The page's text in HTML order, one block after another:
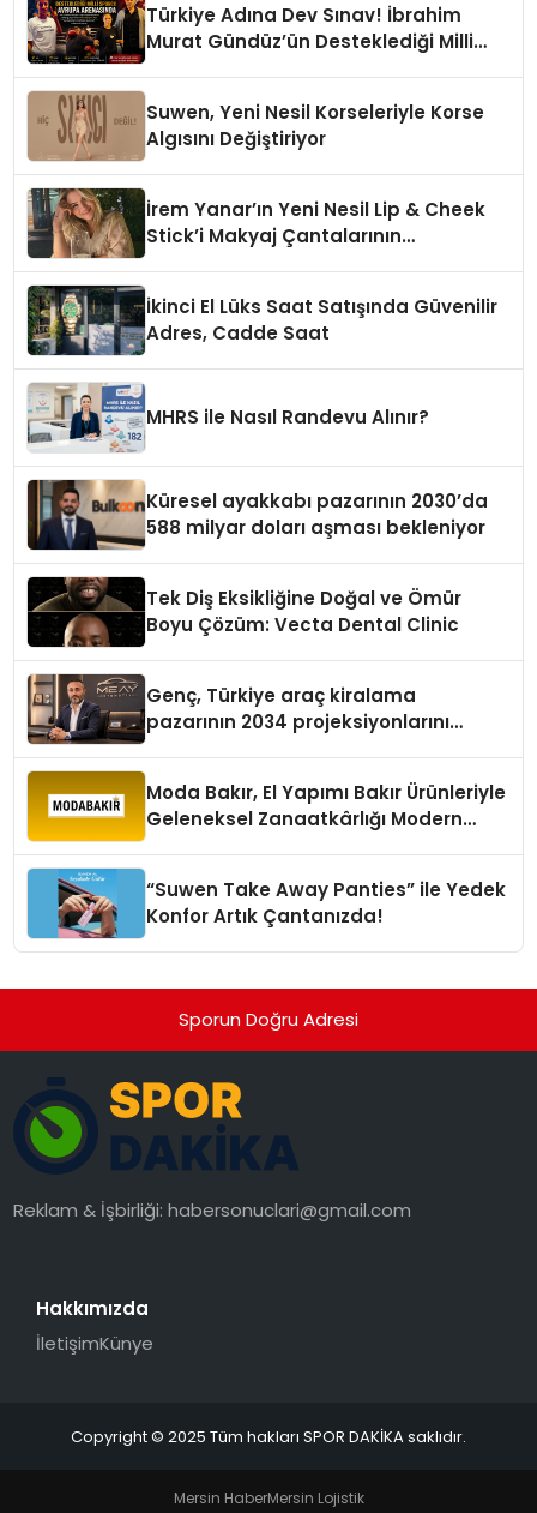
Türkiye Adına Dev Sınav! İbrahim
Murat Gündüz’ün Desteklediği Milli
Suwen, Yeni Nesil Korseleriyle Korse
Algısını Değiştiriyor
İrem Yanar’ın Yeni Nesil Lip & Cheek
Stick’i Makyaj Çantalarının
İkinci El Lüks Saat Satışında Güvenilir
Adres, Cadde Saat
MHRS ile Nasıl Randevu Alınır?
Küresel ayakkabı pazarının 2030’da
588 milyar doları aşması bekleniyor
Tek Diş Eksikliğine Doğal ve Ömür
Boyu Çözüm: Vecta Dental Clinic
Genç, Türkiye araç kiralama
pazarının 2034 projeksiyonlarını
Moda Bakır, El Yapımı Bakır Ürünleriyle
Geleneksel Zanaatkârlığı Modern
“Suwen Take Away Panties” ile Yedek
Konfor Artık Çantanızda!
Sporun Doğru Adresi
Reklam & İşbirliği:habersonuclari@gmail.com
Hakkımızda
İletişimKünye
Copyright © 2025 Tüm hakları SPOR DAKİKA saklıdır.
Mersin HaberMersin Lojistik